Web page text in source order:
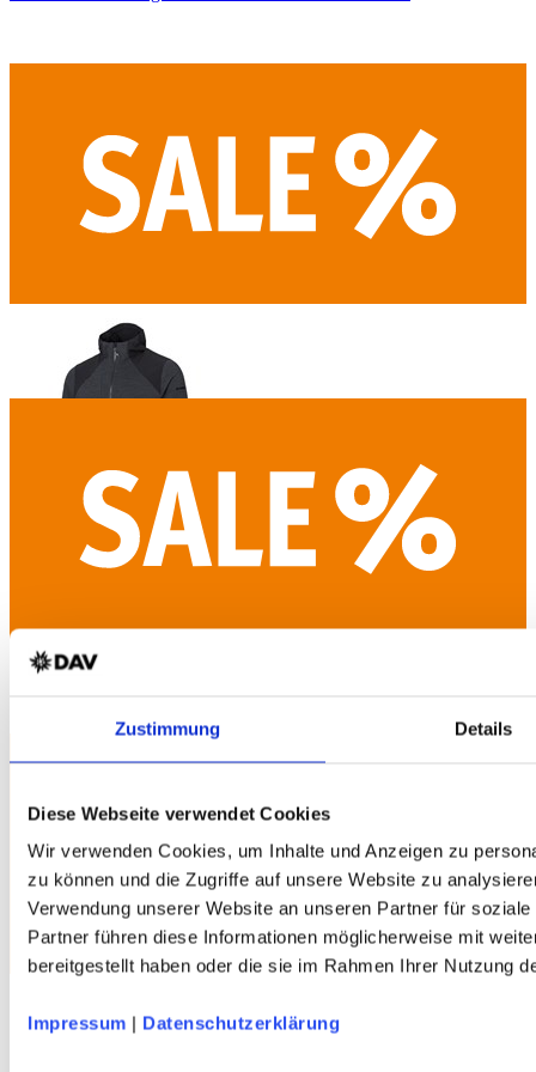
Zustimmung Details
Diese Webseite verwendet Cookies
Wir verwenden Cookies, um Inhalte und Anzeigen zu
zu können und die Zugriffe auf unsere Website zu
Verwendung unserer Website an unseren Partner für
Partner führen diese Informationen möglicherweise mit
bereitgestellt haben oder die sie im Rahmen Ihrer Nutzung
Impressum | Datenschutzerklärung
TERNUA Tilek Hood Herren Softshelljacke
Shellstretch - grau - DAV-Edition
VAUDE Rosemoor Herren Fleecejacke
Polartec®-Fleece - grün - DAV-Edition